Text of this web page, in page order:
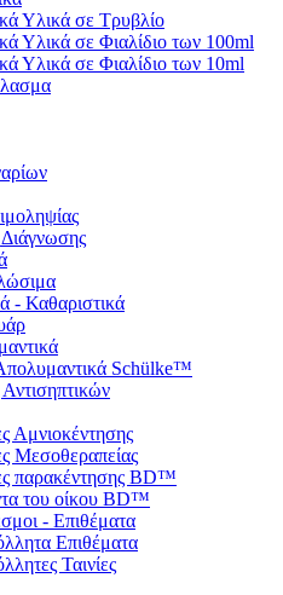
Υλικά σε Τρυβλίο
Υλικά σε Φιαλίδιο των 100ml
Υλικά σε Φιαλίδιο των 10ml
- Καθαριστικά
Schülke™
Αμνιοκέντησης
Μεσοθεραπείας
παρακέντησης BD™
του οίκου BD™
- Επιθέματα
Επιθέματα
Ταινίες